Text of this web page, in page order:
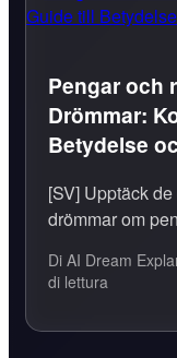
Pengar och
Drömmar:
Betydelse
[SV] Upptäck
drömmar om
Di AI Dream
di lettura